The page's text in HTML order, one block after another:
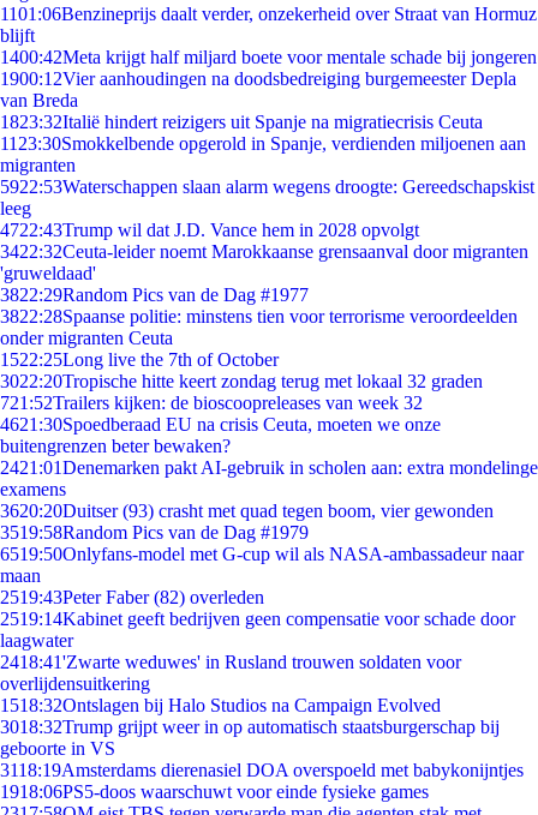
1101:06Benzineprijs daalt verder, onzekerheid over Straat van Hormuz
blijft
1400:42Meta krijgt half miljard boete voor mentale schade bij jongeren
1900:12Vier aanhoudingen na doodsbedreiging burgemeester Depla
van Breda
1823:32Italië hindert reizigers uit Spanje na migratiecrisis Ceuta
11 23:30Smokkelbende opgerold in Spanje, verdienden miljoenen aan
migranten
5922:53Waterschappen slaan alarm wegens droogte: Gereedschapskist
leeg
4722:43Trump wil dat J.D. Vance hem in 2028 opvolgt
3422:32Ceuta-leider noemt Marokkaanse grensaanval door migranten
'gruweldaad'
3822:29Random Pics van de Dag #1977
3822:28Spaanse politie: minstens tien voor terrorisme veroordeelden
onder migranten Ceuta
1522:25Long live the 7th of October
3022:20Tropische hitte keert zondag terug met lokaal 32 graden
721:52Trailers kijken: de bioscoopreleases van week 32
4621:30Spoedberaad EU na crisis Ceuta, moeten we onze
buitengrenzen beter bewaken?
2421:01Denemarken pakt AI-gebruik in scholen aan: extra mondelinge
examens
3620:20Duitser (93) crasht met quad tegen boom, vier gewonden
3519:58Random Pics van de Dag #1979
6519:50Onlyfans-model met G-cup wil als NASA-ambassadeur naar
maan
2519:43Peter Faber (82) overleden
2519:14Kabinet geeft bedrijven geen compensatie voor schade door
laagwater
2418:41'Zwarte weduwes' in Rusland trouwen soldaten voor
overlijdensuitkering
1518:32Ontslagen bij Halo Studios na Campaign Evolved
3018:32Trump grijpt weer in op automatisch staatsburgerschap bij
geboorte in VS
3118:19Amsterdams dierenasiel DOA overspoeld met babykonijntjes
1918:06PS5-doos waarschuwt voor einde fysieke games